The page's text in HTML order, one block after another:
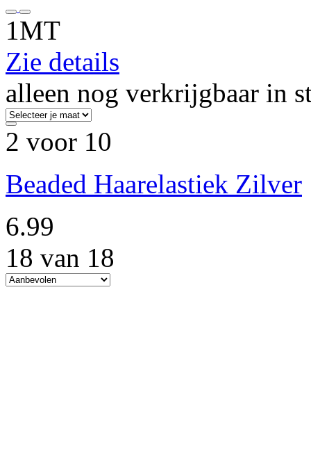
1MT
Zie details
alleen nog verkrijgbaar in
2 voor 10
Beaded Haarelastiek Zilver
6.99
18 van 18